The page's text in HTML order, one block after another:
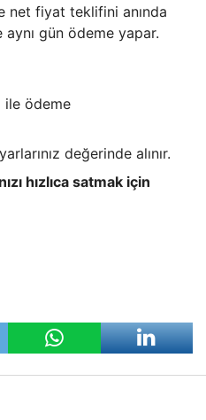
net fiyat teklifini anında
aynı gün ödeme yapar.
ile ödeme
değerinde alınır.
hızlıca satmak için